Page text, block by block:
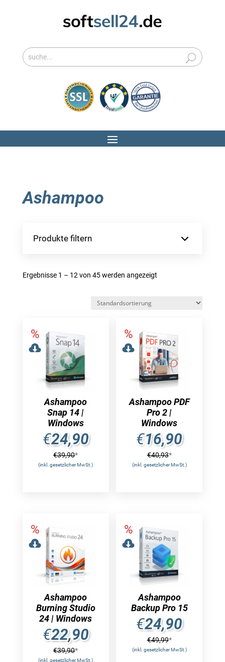
Ashampoo
Produkte filtern
Ergebnisse 1 – 12 von 45 werden angezeigt
Ashampoo
Snap 14 |
Windows
€24,90
€39,90*
(inkl. gesetzlicher MwSt.)
Ashampoo PDF
Pro 2 |
Windows
€16,90
€40,93*
(inkl. gesetzlicher MwSt.)
Ashampoo
Burning Studio
24 | Windows
€22,90
€39,90*
(inkl. gesetzlicher MwSt.)
Ashampoo
Backup Pro 15
€24,90
€49,99*
(inkl. gesetzlicher MwSt.)